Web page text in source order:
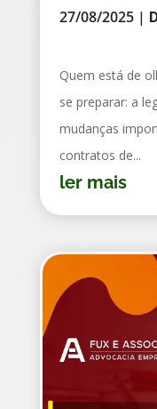
27/08/2025|
Quem está de
se preparar: a
mudanças
contratos de...
ler mais